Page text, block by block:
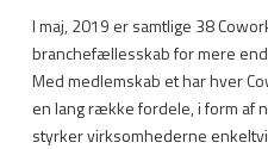
I maj, 2019 er samtlige 38
branchefællesskab for mere
Med medlemskab et har hver
en lang række fordele, i form af
styrker virksomhederne